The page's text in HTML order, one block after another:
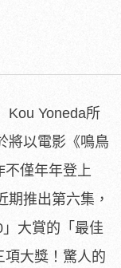
Kou Yoneda所
將以電影《鳴鳥
不僅年年登上
期推出第六集，
大賞的「最佳
項大獎！驚人的